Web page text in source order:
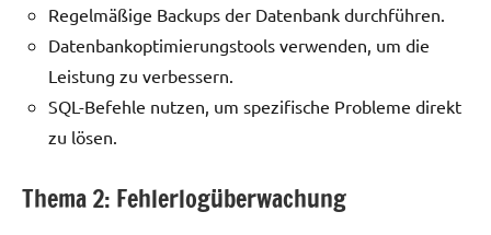
Regelmäßige Backups der Datenbank durchführen.
Datenbankoptimierungstools verwenden, um die
Leistung zu verbessern.
SQL-Befehle nutzen, um spezifische Probleme direkt
zu lösen.
Thema 2: Fehlerlogüberwachung